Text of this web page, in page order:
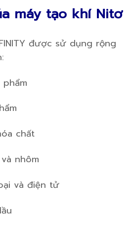
máy tạo khí Nitơ
được sử dụng rộng
chất
nhôm
và điện tử